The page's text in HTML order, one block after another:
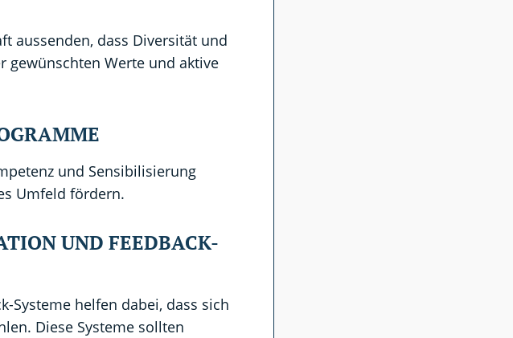
aussenden, dass Diversität und
gewünschten Werte und aktive
und Sensibilisierung
Umfeld fördern.
UND FEEDBACK-
Systeme helfen dabei, dass sich
Diese Systeme sollten